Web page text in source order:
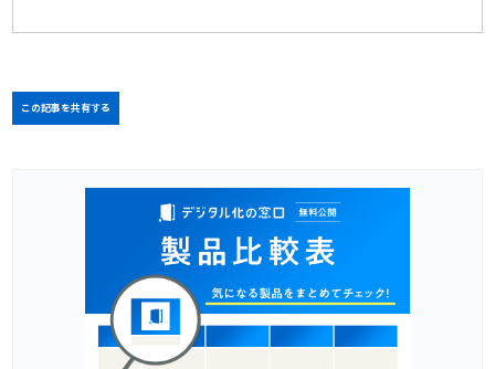
この記事を共有する